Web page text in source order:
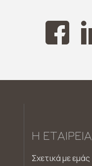
Η ΕΤΑΙΡΕΊΑ
Σχετικά με εμάς